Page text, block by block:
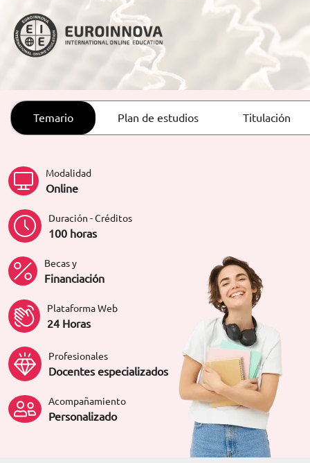
ARTÍCULOS
ORIENTACIÓN LABORAL
Temario Plan de estudios Titulación
Modalidad
Online
Duración - Créditos
100 horas
Becas y
Financiación
Plataforma Web
24 Horas
Profesionales
Docentes especializados
Acompañamiento
Personalizado